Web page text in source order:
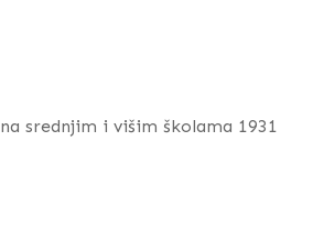
srednjim i višim školama 1931